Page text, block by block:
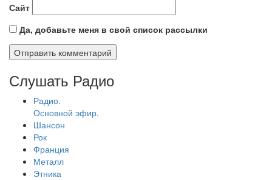
Сайт
Да, добавьте меня в свой список рассылки
Слушать Радио
Радио.
Основной эфир.
Шансон
Рок
Франция
Металл
Этника